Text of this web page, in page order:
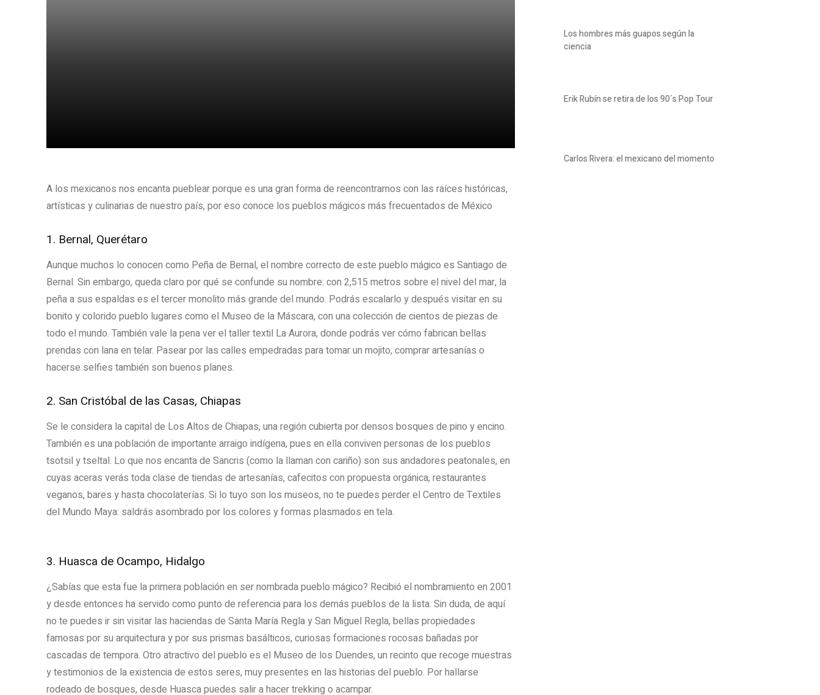
A los mexicanos nos encanta pueblear porque es una gran forma de reencontrarnos con las raíces históricas,
artísticas y culinarias de nuestro país, por eso conoce los pueblos mágicos más frecuentados de México
1. Bernal, Querétaro
Aunque muchos lo conocen como Peña de Bernal, el nombre correcto de este pueblo mágico es Santiago de
Bernal. Sin embargo, queda claro por qué se confunde su nombre: con 2,515 metros sobre el nivel del mar, la
peña a sus espaldas es el tercer monolito más grande del mundo. Podrás escalarlo y después visitar en su
bonito y colorido pueblo lugares como el Museo de la Máscara, con una colección de cientos de piezas de
todo el mundo. También vale la pena ver el taller textil La Aurora, donde podrás ver cómo fabrican bellas
prendas con lana en telar. Pasear por las calles empedradas para tomar un mojito, comprar artesanías o
hacerse selfies también son buenos planes.
2. San Cristóbal de las Casas, Chiapas
Se le considera la capital de Los Altos de Chiapas, una región cubierta por densos bosques de pino y encino.
También es una población de importante arraigo indígena, pues en ella conviven personas de los pueblos
tsotsil y tseltal. Lo que nos encanta de Sancris (como la llaman con cariño) son sus andadores peatonales, en
cuyas aceras verás toda clase de tiendas de artesanías, cafecitos con propuesta orgánica, restaurantes
veganos, bares y hasta chocolaterías. Si lo tuyo son los museos, no te puedes perder el Centro de Textiles
del Mundo Maya: saldrás asombrado por los colores y formas plasmados en tela.
3. Huasca de Ocampo, Hidalgo
¿Sabías que esta fue la primera población en ser nombrada pueblo mágico? Recibió el nombramiento en 2001
y desde entonces ha servido como punto de referencia para los demás pueblos de la lista. Sin duda, de aquí
no te puedes ir sin visitar las haciendas de Santa María Regla y San Miguel Regla, bellas propiedades
famosas por su arquitectura y por sus prismas basálticos, curiosas formaciones rocosas bañadas por
cascadas de tempora. Otro atractivo del pueblo es el Museo de los Duendes, un recinto que recoge muestras
y testimonios de la existencia de estos seres, muy presentes en las historias del pueblo. Por hallarse
rodeado de bosques, desde Huasca puedes salir a hacer trekking o acampar.
Los hombres más guapos según la
ciencia
Erik Rubín se retira de los 90´s Pop Tour
Carlos Rivera: el mexicano del momento